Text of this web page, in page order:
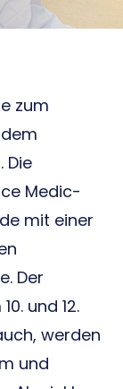
zum
Die
Medic-
mit einer
Der
und 12.
werden
und